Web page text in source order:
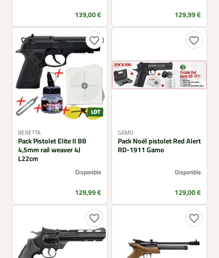
Prix
139,00 € Prix
129,99 €
favorite_border
BERETTA
Pack Pistolet Elite II BB
4,5mm rail weaver 4J
L22cm
Disponible
Prix
129,99 €
favorite_border
GAMO
Pack Noël pistolet Red Alert
RD-1911 Gamo
Disponible
Prix
129,00 €
favorite_border favorite_border